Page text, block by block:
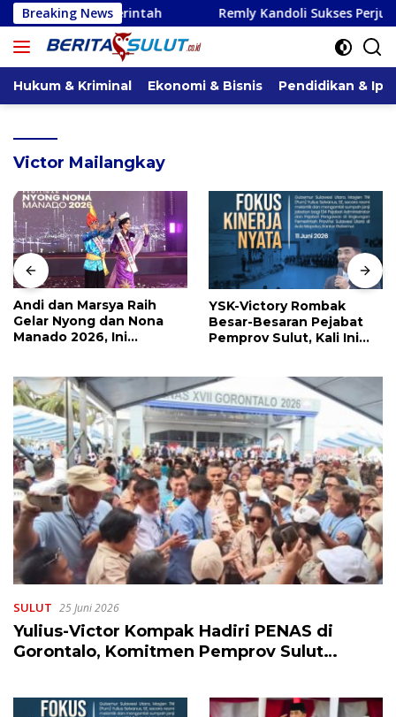
Langsung
ke
konten
Breaking NewsRemly Kandoli Sukses Perjuangkan Perbaikan
Hukum & Kriminal Ekonomi & Bisnis Pendidikan &
Victor Mailangkay
Andi dan Marsya Raih
Gelar Nyong dan Nona
Manado 2026, Ini
YSK-Victory Rombak
Besar-Besaran Pejabat
Pemprov Sulut, Kali Ini
SULUT 25 Juni 2026
Yulius-Victor Kompak Hadiri PENAS di
Gorontalo, Komitmen Pemprov Sulut